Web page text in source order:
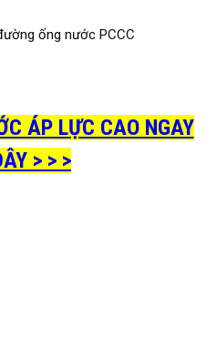
ống nước PCCC
ÁP LỰC CAO NGAY
> > >